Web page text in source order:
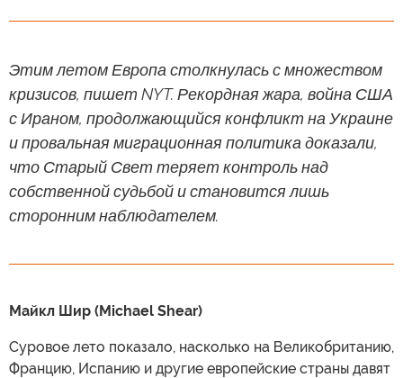
Этим летом Европа столкнулась с множеством
кризисов, пишет NYT. Рекордная жара, война США
с Ираном, продолжающийся конфликт на Украине
и провальная миграционная политика доказали,
что Старый Свет теряет контроль над
собственной судьбой и становится лишь
сторонним наблюдателем.
Майкл Шир (Michael Shear)
Суровое лето показало, насколько на Великобританию,
Францию, Испанию и другие европейские страны давят